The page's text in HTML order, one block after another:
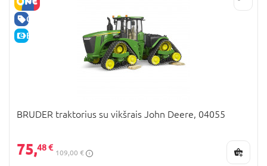
GERA KAINA
E-KAINA
BRUDER traktorius su vikšrais John Deere, 04055
75,48 €
109,00 €